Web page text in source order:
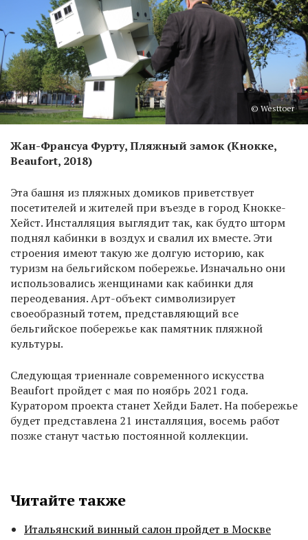
© Westtoer
Жан-Франсуа Фурту, Пляжный замок (Кнокке,
Beaufort, 2018)
Эта башня из пляжных домиков приветствует
посетителей и жителей при въезде в город Кнокке-
Хейст. Инсталляция выглядит так, как будто шторм
поднял кабинки в воздух и свалил их вместе. Эти
строения имеют такую же долгую историю, как
туризм на бельгийском побережье. Изначально они
использовались женщинами как кабинки для
переодевания. Арт-объект символизирует
своеобразный тотем, представляющий все
бельгийское побережье как памятник пляжной
культуры.
Следующая триеннале современного искусства
Beaufort пройдет с мая по ноябрь 2021 года.
Куратором проекта станет Хейди Балет. На побережье
будет представлена ​​21 инсталляция, восемь работ
позже станут частью постоянной коллекции.
Читайте также
Итальянский винный салон пройдет в Москве